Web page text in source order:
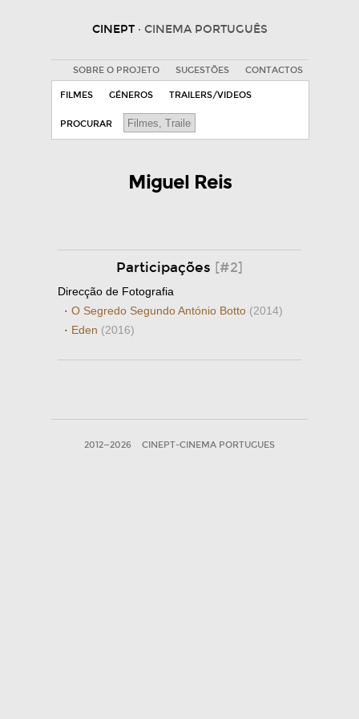
CINEPT · CINEMA PORTUGUÊS
SOBRE O PROJETO SUGESTÕES CONTACTOS
FILMES GÉNEROS TRAILERS/VIDEOS
PROCURAR
Miguel Reis
Participações [#2]
Direcção de Fotografia
· O Segredo Segundo António Botto (2014)
· Eden (2016)
2012—2026 CINEPT-CINEMA PORTUGUES